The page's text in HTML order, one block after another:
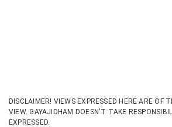
DISCLAIMER! VIEWS EXPRESSED HERE ARE OF
VIEW. GAYAJIDHAM DOESN'T TAKE
EXPRESSED.